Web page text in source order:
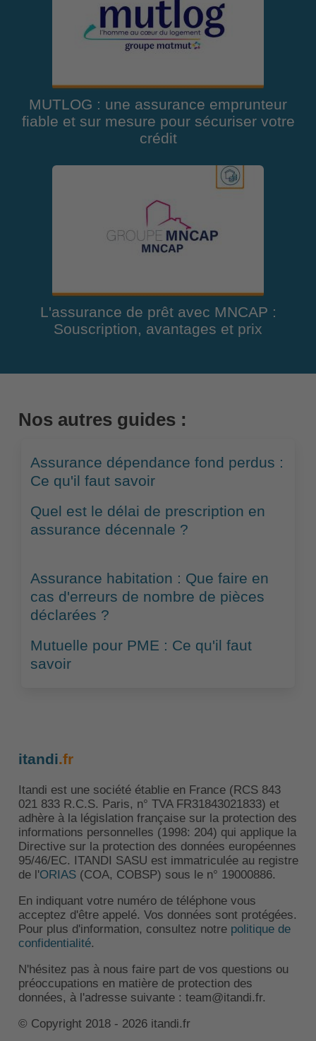
MUTLOG : une assurance emprunteur
fiable et sur mesure pour sécuriser votre
crédit
L'assurance de prêt avec MNCAP :
Souscription, avantages et prix
Nos autres guides :
Assurance dépendance fond perdus :
Ce qu'il faut savoir
Quel est le délai de prescription en
assurance décennale ?
Assurance habitation : Que faire en
cas d'erreurs de nombre de pièces
déclarées ?
Mutuelle pour PME : Ce qu'il faut
savoir
itandi.fr
Itandi est une société établie en France (RCS 843
021 833 R.C.S. Paris, n° TVA FR31843021833) et
adhère à la législation française sur la protection des
informations personnelles (1998: 204) qui applique la
Directive sur la protection des données européennes
95/46/EC. ITANDI SASU est immatriculée au registre
de l'ORIAS(COA, COBSP) sous le n° 19000886.
En indiquant votre numéro de téléphone vous
acceptez d'être appelé. Vos données sont protégées.
Pour plus d'information, consultez notre politique de
confidentialité.
N'hésitez pas à nous faire part de vos questions ou
préoccupations en matière de protection des
données, à l'adresse suivante : team@itandi.fr.
© Copyright 2018 - 2026 itandi.fr